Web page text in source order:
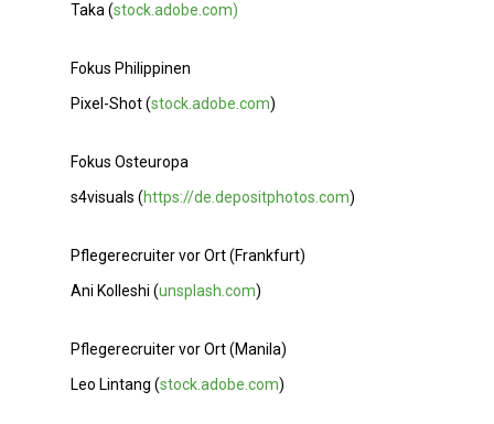
Taka (stock.adobe.com)
Fokus Philippinen
Pixel-Shot (stock.adobe.com)
Fokus Osteuropa
s4visuals (https://de.depositphotos.com)
Pflegerecruiter vor Ort (Frankfurt)
Ani Kolleshi (unsplash.com)
Pflegerecruiter vor Ort (Manila)
Leo Lintang (stock.adobe.com)